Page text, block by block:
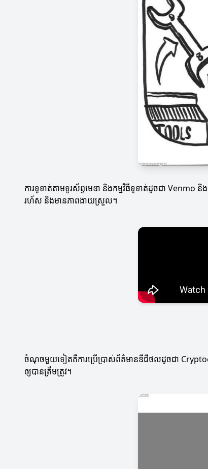
ការទូទាត់តាមទូរស័ព្ទមេឌា និងកម្មវិធីទូទាត់ដូចជា Venmo
រហ័ស និងមានភាពងាយស្រួល។
ចំណុចមួយទៀតគឺការប្រើប្រាស់ព័ត៌មានឌីជីថលដូចជា
ឲ្យបានត្រឹមត្រូវ។